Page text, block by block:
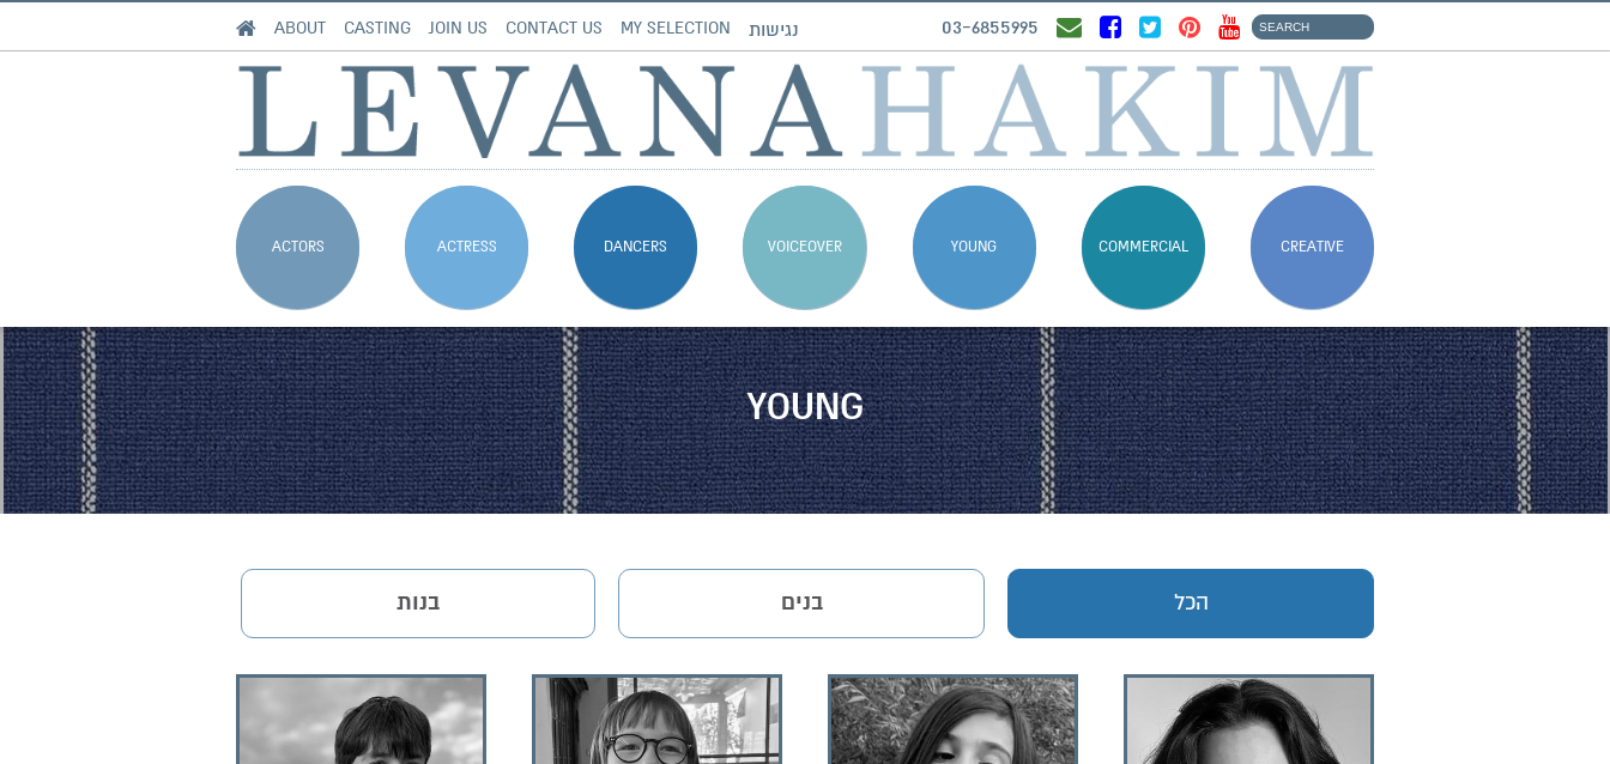
ABOUT CASTING JOIN US CONTACT US MY SELECTION נגישות 03-6855995
ACTORS ACTRESS DANCERS VOICEOVER YOUNG COMMERCIAL CREATIVE
YOUNG
הכל בנים בנות